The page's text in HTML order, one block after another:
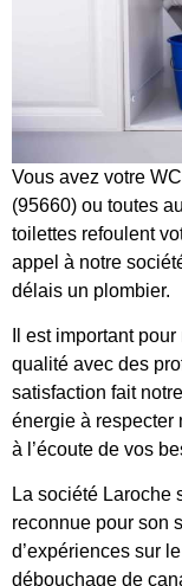
Vous avez votre
(95660) ou toutes
toilettes refoulent
appel à notre
délais un plombier.
Il est important
qualité avec des
satisfaction fait
énergie à respecter
à l’écoute de vos
La société Laroche
reconnue pour son
d’expériences sur
débouchage de